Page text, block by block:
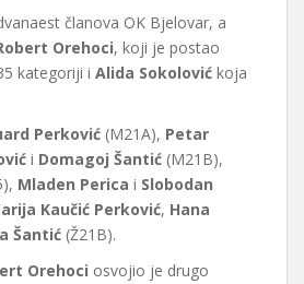
članova OK Bjelovar, a
Orehoci, koji je postao
kategoriji i Alida Sokolović koja
Perković (M21A), Petar
i Domagoj Šantić (M21B),
Mladen Perica i Slobodan
Kaučić Perković, Hana
Šantić (Ž21B).
Orehoci osvojio je drugo